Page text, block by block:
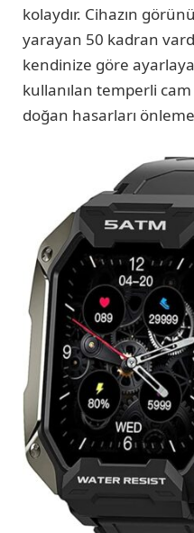
kolaydır. Cihazın
yarayan 50 kadran
kendinize göre
kullanılan temperli
doğan hasarları